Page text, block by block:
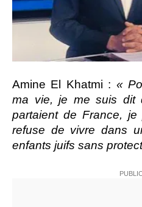
Amine El Khatmi : «
ma vie, je me suis dit
partaient de France,
refuse de vivre dans
enfants juifs sans